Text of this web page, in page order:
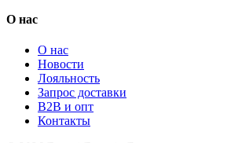
О нас
О нас
Новости
Лояльность
Запрос доставки
B2B и опт
Контакты